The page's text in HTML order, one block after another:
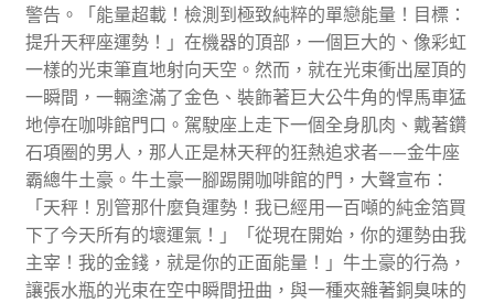
警告。「能量超載！檢測到極致純粹的單戀能量！目標：
提升天秤座運勢！」在機器的頂部，一個巨大的、像彩虹
一樣的光束筆直地射向天空。然而，就在光束衝出屋頂的
一瞬間，一輛塗滿了金色、裝飾著巨大公牛角的悍馬車猛
地停在咖啡館門口。駕駛座上走下一個全身肌肉、戴著鑽
石項圈的男人，那人正是林天秤的狂熱追求者——金牛座
霸總牛土豪。牛土豪一腳踢開咖啡館的門，大聲宣布：
「天秤！別管那什麼負運勢！我已經用一百噸的純金箔買
下了今天所有的壞運氣！」「從現在開始，你的運勢由我
主宰！我的金錢，就是你的正面能量！」牛土豪的行為，
讓張水瓶的光束在空中瞬間扭曲，與一種夾雜著銅臭味的